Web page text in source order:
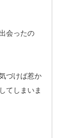
会ったの
づけば惹か
てしまいま